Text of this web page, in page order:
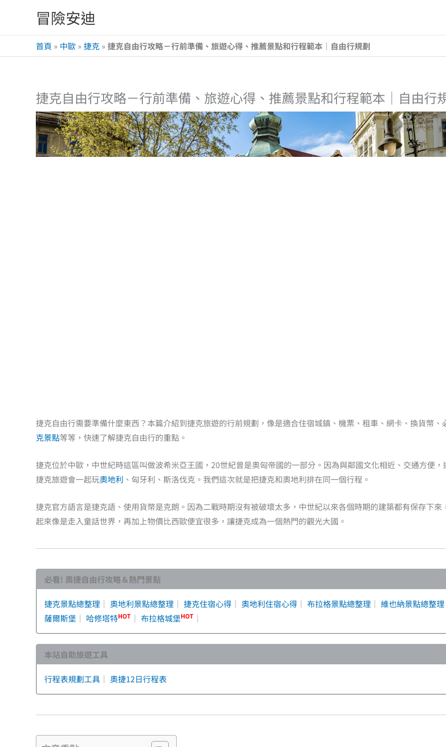
主
冒險安迪
首頁 » 中歐 » 捷克 » 捷克自由行攻略－行前準備、旅遊心得、推薦景點和行程範本｜自由行規劃
捷克自由行攻略－行前準備、旅遊心得、推薦景點和行程範本｜自由行
捷克自由行需要準備什麼東西？本篇介紹到捷克旅遊的行前規劃，像是適合住宿城鎮、機票、租車、網卡、換貨幣、
克景點等等，快速了解捷克自由行的重點。
捷克位於中歐，中世紀時這區叫做波希米亞王國，20世紀曾是奧匈帝國的一部分。因為與鄰國文化相近、交通方便，
捷克旅遊會一起玩奧地利 、匈牙利、斯洛伐克。我們這次就是把捷克和奧地利排在同一個行程。
捷克官方語言是捷克語、使用貨幣是克朗。因為二戰時期沒有被破壞太多，中世紀以來各個時期的建築都有保存下來
起來像是走入童話世界，再加上物價比西歐便宜很多，讓捷克成為一個熱門的觀光大國。
必看! 奧捷自由行攻略＆熱門景點
捷克景點總整理 ｜ 奧地利景點總整理 ｜ 捷克住宿心得 ｜ 奧地利住宿心得 ｜ 布拉格景點總整理 ｜ 維也納景點總整理
薩爾斯堡 ｜ 哈修塔特HOT ｜ 布拉格城堡HOT ｜
本站自助旅遊工具
行程表規劃工具 ｜ 奧捷12日行程表